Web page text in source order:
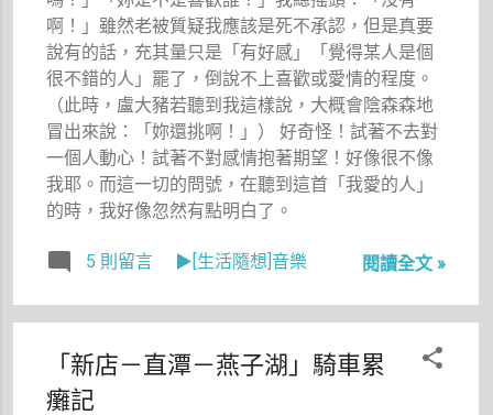
人」，雖然
心中隱隱覺
得不安，但
卻在心中一
直祈禱著這
位車禍身亡
的莊主，不
是我認識的
搜尋新聞，
看到莊主的
照片，平面
媒體也完全
啊！」雖然老被質疑我應該是死不承認，但是真要
說有的話，充其量只是「有好感」「覺得某人是個
很不錯的人」罷了，倒說不上喜歡或愛情的程度。
（此時，盧大豬若聽到我這樣說，大概會陰森森地
冒出來說：「妳還挑啊！」） 好奇怪！試著不去對
一個人動心！試著不對感情抱著期望！好像很不像
我耶。而這一切的問號，在聽到這首「我愛的人」
的時，我好像忽然有點明白了。
5 則留言 ▶[生活隨想]音樂 閱讀全文 »
「新店－直潭－燕子湖」騎車累
癱記